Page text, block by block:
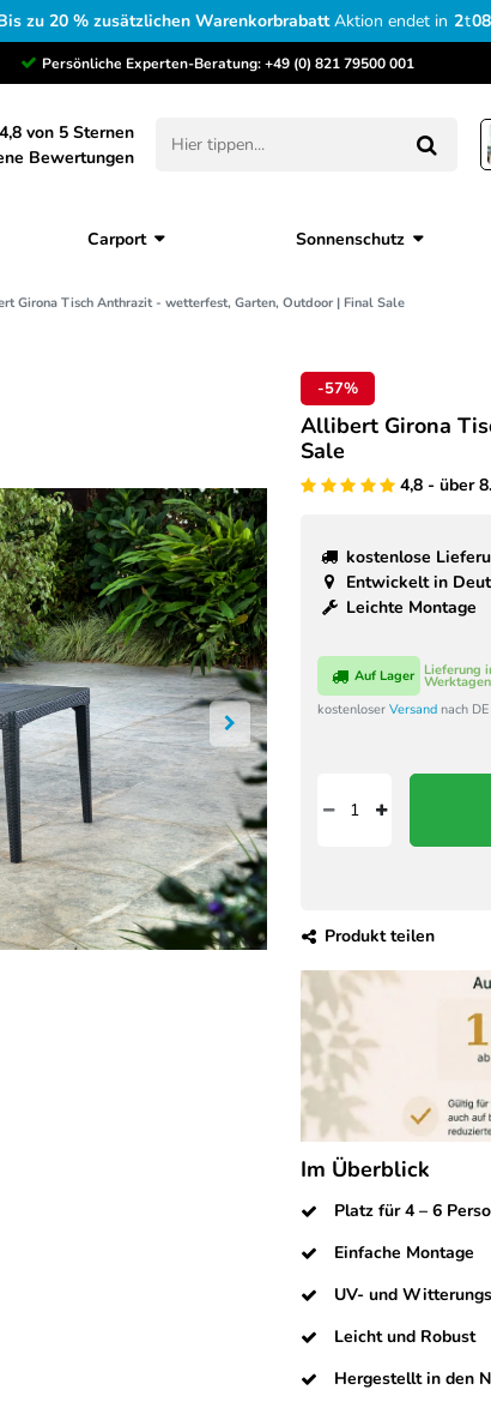
zu 20 % zusätzlichen WarenkorbrabattAktion endet in 2t08
Persönliche Experten-Beratung:+49 (0) 821 79500 001
4,8 von 5 Sternen
Bewertungen
Carport Sonnenschutz
Girona Tisch Anthrazit - wetterfest, Garten, Outdoor | Final Sale
-57%
Allibert Girona
Sale
4,8 - über
kostenlose
Entwickelt in
Leichte Montage
Lieferung
Werktagen
Auf Lager
kostenloser Versand nach
Produkt teilen
Im Überblick
Platz für 4 – 6
Einfache Montage
UV- und
Leicht und Robust
Hergestellt in den